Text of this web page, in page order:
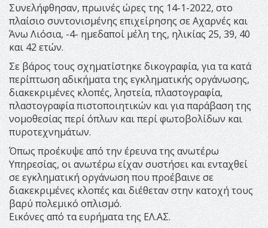
Συνελήφθησαν, πρωινές ώρες της 14-1-2022, στο
πλαίσιο συντονισμένης επιχείρησης σε Αχαρνές και
Άνω Λιόσια, -4- ημεδαποί μέλη της, ηλικίας 25, 39, 40
και 42 ετών.
Σε βάρος τους σχηματίστηκε δικογραφία, για τα κατά
περίπτωση αδικήματα της εγκληματικής οργάνωσης,
διακεκριμένες κλοπές, ληστεία, πλαστογραφία,
πλαστογραφία πιστοποιητικών και για παράβαση της
νομοθεσίας περί όπλων και περί φωτοβολίδων και
πυροτεχνημάτων.
Όπως προέκυψε από την έρευνα της ανωτέρω
Υπηρεσίας, οι ανωτέρω είχαν συστήσει και ενταχθεί
σε εγκληματική οργάνωση που προέβαινε σε
διακεκριμένες κλοπές και διέθεταν στην κατοχή τους
βαρύ πολεμικό οπλισμό.
Εικόνες από τα ευρήματα της ΕΛ.ΑΣ.